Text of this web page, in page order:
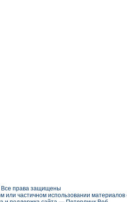
Все права защищены
или частичном использовании